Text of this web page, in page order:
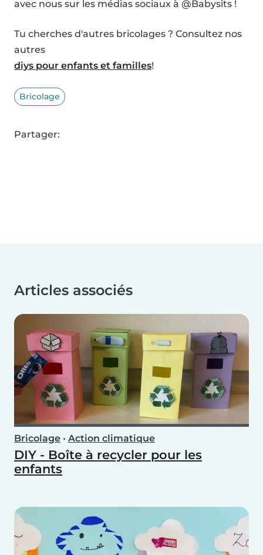
avec nous sur les médias sociaux à @Babysits !
Tu cherches d'autres bricolages ? Consultez nos
autres
diys pour enfants et familles!
Bricolage
Partager:
Articles associés
Bricolage • Action climatique
DIY - Boîte à recycler pour les
enfants